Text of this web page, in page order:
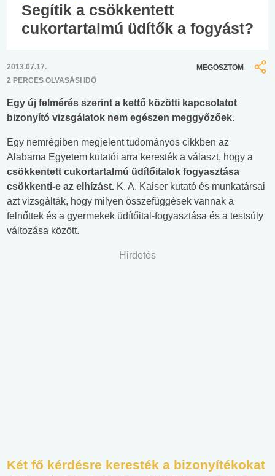
Segítik a csökkentett
cukortartalmú üdítők a fogyást?
2013.07.17.
2 PERCES OLVASÁSI IDŐ
MEGOSZTOM
Egy új felmérés szerint a kettő közötti kapcsolatot
bizonyító vizsgálatok nem egészen meggyőzőek.
Egy nemrégiben megjelent tudományos cikkben az
Alabama Egyetem kutatói arra keresték a választ, hogy a
csökkentett cukortartalmú üdítőitalok fogyasztása
csökkenti-e az elhízást. K. A. Kaiser kutató és munkatársai
azt vizsgálták, hogy milyen összefüggések vannak a
felnőttek és a gyermekek üdítőital-fogyasztása és a testsúly
változása között.
Hirdetés
Két fő kérdésre keresték a bizonyítékokat